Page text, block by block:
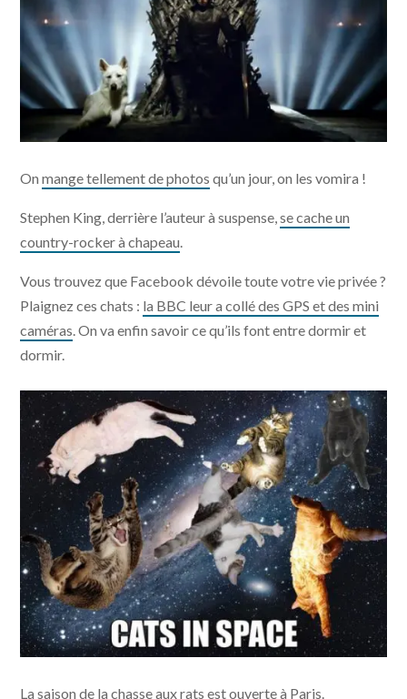
Onmange tellement de photos qu’un jour, on les vomira !
Stephen King, derrière l’auteur à suspense,se cache un
country-rocker à chapeau.
Vous trouvez que Facebook dévoile toute votre vie privée ?
Plaignez ces chats : la BBC leur a collé des GPS et des mini
caméras. On va enfin savoir ce qu’ils font entre dormir et
dormir.
La saison de lachasse aux rats est ouverte à Paris.